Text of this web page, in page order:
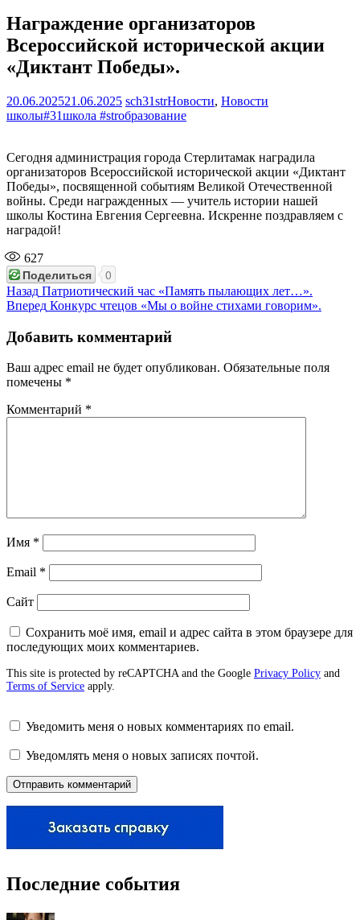
Награждение организаторов
Всероссийской исторической акции
«Диктант Победы».
20.06.202521.06.2025 sch31strНовости, Новости
школы#31школа #strобразование
Сегодня администрация города Стерлитамак наградила
организаторов Всероссийской исторической акции «Диктант
Победы», посвященной событиям Великой Отечественной
войны. Среди награжденных — учитель истории нашей
школы Костина Евгения Сергеевна. Искренне поздравляем с
наградой!
627
Поделиться 0
Навигация
по
записям
Назад Предыдущая
запись:
Патриотический час «Память пылающих лет…».
Вперед Следующая
Конкурс чтецов «Мы о войне стихами говорим».
Добавить комментарий
Ваш адрес email не будет опубликован. Обязательные поля
помечены *
Комментарий *
Имя *
Email *
Сайт
Сохранить моё имя, email и адрес сайта в этом браузере для
последующих моих комментариев.
This site is protected by reCAPTCHA and the Google Privacy Policy and
Terms of Service apply.
Уведомить меня о новых комментариях по email.
Уведомлять меня о новых записях почтой.
Последние события